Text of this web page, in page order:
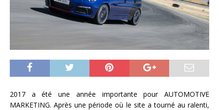
2017 a été une année importante pour AUTOMOTIVE
MARKETING. Après une période où le site a tourné au ralenti,